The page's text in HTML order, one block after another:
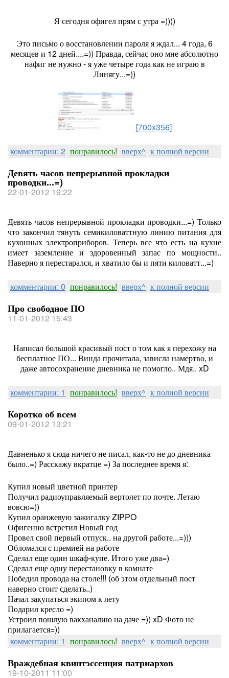
Я сегодня офигел прям с утра =))))
Это письмо о восстановлении пароля я ждал... 4 года, 6
месяцев и 12дней....=)) Правда, сейчас оно мне абсолютно
нафиг не нужно - я уже четыре года как не играю в
Линягу...=))
[700x356]
комментарии: 2 понравилось! вверх^ к полной версии
Девять часов непрерывной прокладки
проводки...=)
22-01-2012 19:22
Девять часов непрерывной прокладки проводки...=) Только
что закончил тянуть семикиловаттную линию питания для
кухонных электроприборов. Теперь все что есть на кухне
имеет заземление и здоровенный запас по мощности..
Наверно я перестарался, и хватило бы и пяти киловатт...=)
комментарии: 0 понравилось! вверх^ к полной версии
Про свободное ПО
11-01-2012 15:43
Написал большой красивый пост о том как я перехожу на
бесплатное ПО... Винда прочитала, зависла намертво, и
даже автосохранение дневника не помогло.. Мдя.. xD
комментарии: 1 понравилось! вверх^ к полной версии
Коротко об всем
09-01-2012 13:21
Давненько я сюда ничего не писал, как-то не до дневника
было..=) Расскажу вкратце =) За последнее время я:
Купил новый цветной принтер
Получил радиоуправляемый вертолет по почте. Летаю
вовсю=))
Купил оранжевую зажигалку ZIPPO
Офигенно встретил Новый год
Провел свой первый отпуск.. на другой работе...=)))
Обломался с премией на работе
Сделал еще один шкаф-купе. Итого уже два=)
Сделал еще одну перестановку в комнате
Победил провода на столе!!! (об этом отдельный пост
наверно стоит сделать..)
Начал закупаться экипом к лету
Подарил кресло =)
Устроил пошлую вакханалию на даче =)) xD Фото не
прилагается=))
комментарии: 1 понравилось! вверх^ к полной версии
Враждебная квинтэссенция патриархов
19-10-2011 11:00